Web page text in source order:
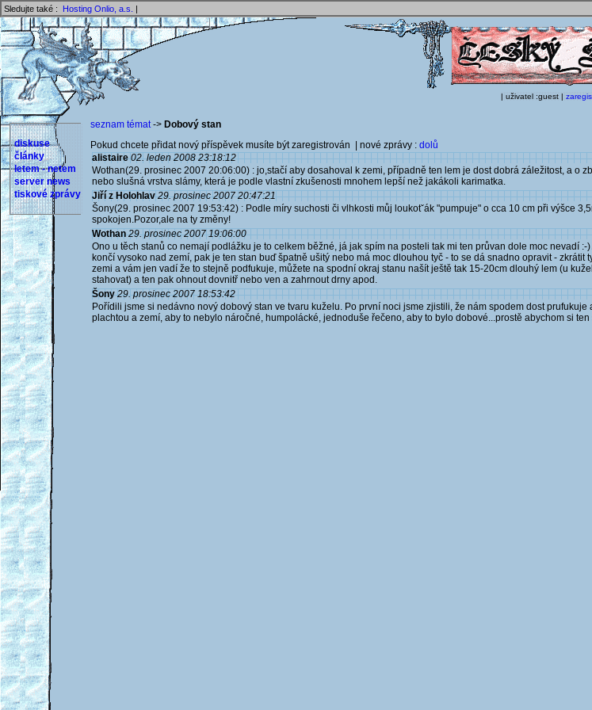
Sledujte také : Hosting Onlio, a.s. |
| uživatel :guest |
diskuse
články
letem - netem
server news
tiskové zprávy
seznam témat-> Dobový stan
Pokud chcete přidat nový příspěvek musíte být zaregistrován | nové zprávy : dolů
alistaire 02. leden 2008 23:18:12
Wothan(29. prosinec 2007 20:06:00) : jo,stačí aby dosahoval k zemi, případně ten lem je dost dobrá záležitost, a o
nebo slušná vrstva slámy, která je podle vlastní zkušenosti mnohem lepší než jakákoli karimatka.
Jiří z Holohlav 29. prosinec 2007 20:47:21
Šony(29. prosinec 2007 19:53:42) : Podle míry suchosti či vlhkosti můj loukotˇák "pumpuje" o cca 10 cm při výšce
spokojen.Pozor,ale na ty změny!
Wothan 29. prosinec 2007 19:06:00
Ono u těch stanů co nemají podlážku je to celkem běžné, já jak spím na posteli tak mi ten průvan dole moc nevadí
končí vysoko nad zemí, pak je ten stan buď špatně ušitý nebo má moc dlouhou tyč - to se dá snadno opravit -
zemi a vám jen vadí že to stejně podfukuje, můžete na spodní okraj stanu našít ještě tak 15-20cm dlouhý lem (u
stahovat) a ten pak ohnout dovnitř nebo ven a zahrnout drny apod.
Šony 29. prosinec 2007 18:53:42
Pořídili jsme si nedávno nový dobový stan ve tvaru kuželu. Po první noci jsme zjistili, že nám spodem dost
plachtou a zemí, aby to nebylo náročné, humpolácké, jednoduše řečeno, aby to bylo dobové...prostě abychom si